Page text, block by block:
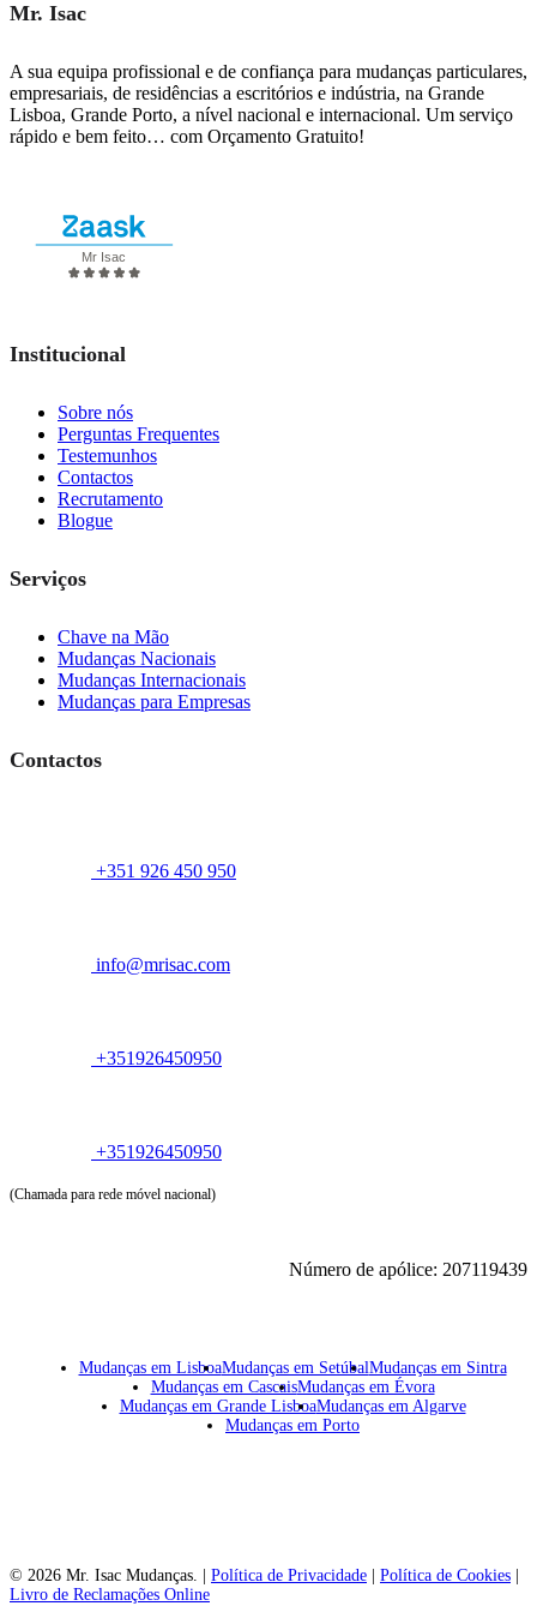
Mr. Isac
A sua equipa profissional e de confiança para mudanças particulares,
empresariais, de residências a escritórios e indústria, na Grande
Lisboa, Grande Porto, a nível nacional e internacional. Um serviço
rápido e bem feito… com Orçamento Gratuito!
Institucional
Sobre nós
Perguntas Frequentes
Testemunhos
Contactos
Recrutamento
Blogue
Serviços
Chave na Mão
Mudanças Nacionais
Mudanças Internacionais
Mudanças para Empresas
Contactos
+351 926 450 950
info@mrisac.com
+351926450950
+351926450950
(Chamada para rede móvel nacional)
Número de apólice: 207119439
Mudanças em LisboaMudanças em SetúbalMudanças em Sintra
Mudanças em CascaisMudanças em Évora
Mudanças em Grande LisboaMudanças em Algarve
Mudanças em Porto
© 2026 Mr. Isac Mudanças. | Política de Privacidade Política de Cookies
Livro de Reclamações Online